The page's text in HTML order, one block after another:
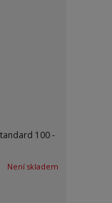
100 -
Není skladem